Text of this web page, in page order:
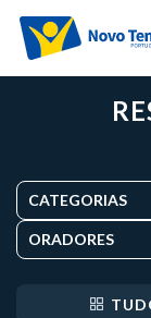
CATEGORIAS
ORADORES